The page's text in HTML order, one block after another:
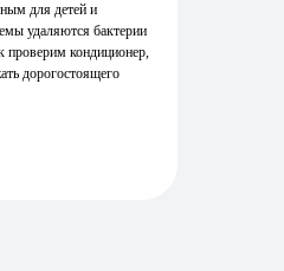
для детей и
удаляются бактерии
проверим кондиционер,
дорогостоящего